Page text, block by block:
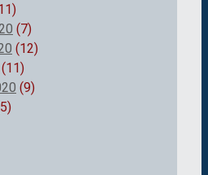
(7)
(12)
(11)
(9)